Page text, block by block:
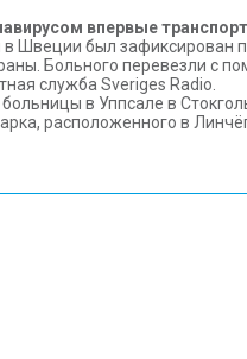
впервые
Швеции был зафиксирован
Больного перевезли с
служба Sveriges Radio.
в Уппсале в
расположенного в